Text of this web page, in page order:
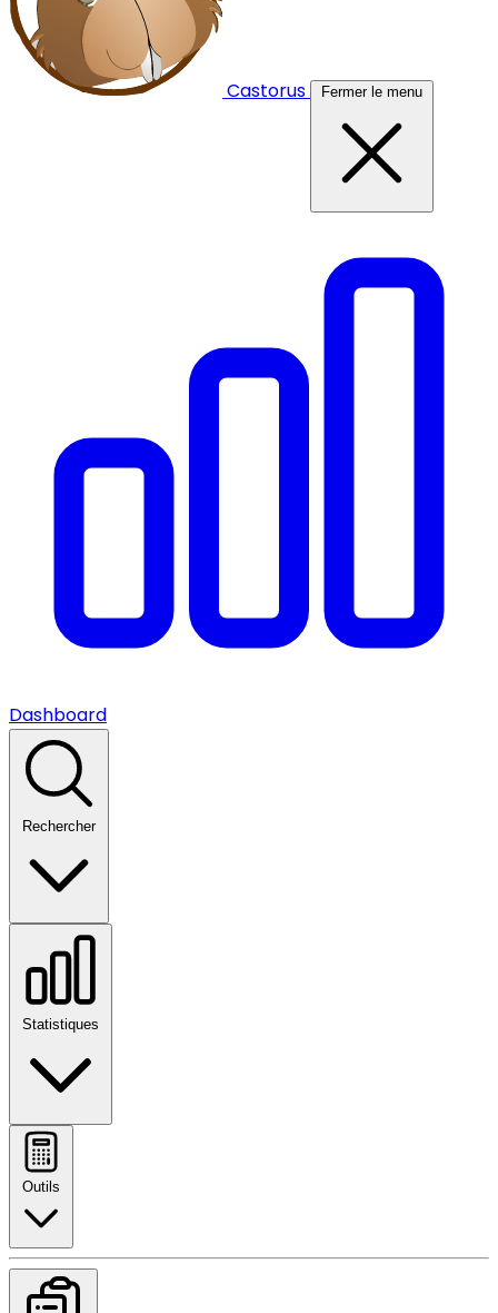
Castorus Fermer le menu
Dashboard
Rechercher
Statistiques
Outils